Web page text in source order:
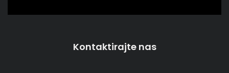
Kontaktirajte nas